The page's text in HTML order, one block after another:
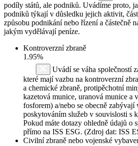
podíly států, ale podniků. Uvádíme proto,
podniků týkají v důsledku jejich aktivit,
způsobu podnikání nebo řízení a částečně
jakým vydělávají peníze.
Kontroverzní zbraně
1.95%
Uvádí se váha společností
které mají vazbu na kontroverzní
a chemické zbraně, protipěchotní
kazetová munice, uranová munice a
fosforem) a/nebo se obecně
poskytováním služeb v souvislosti s
Pokud máte dotazy ohledně údajů o
přímo na ISS ESG. (Zdroj dat: ISS
Civilní zbraně nebo vojenské